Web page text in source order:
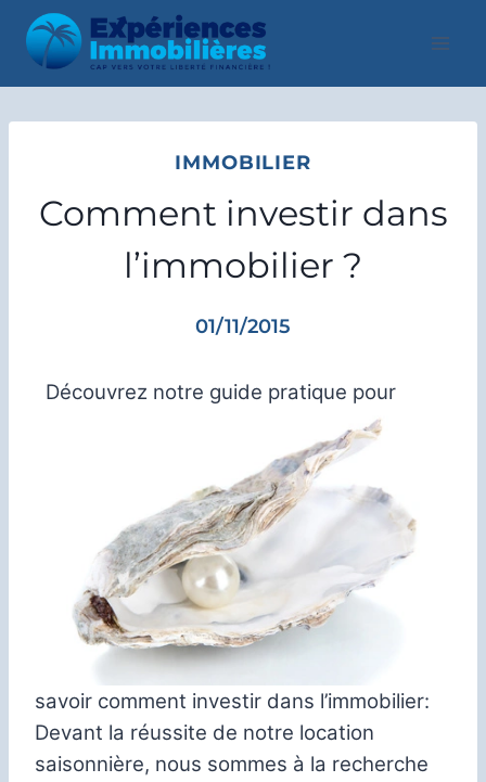
Aller
contenu
IMMOBILIER
Comment investir dans
l’immobilier ?
01/11/2015
Découvrez notre guide pratique pour
savoir comment investir dans l’immobilier:
Devant la réussite de notre location
saisonnière, nous sommes à la recherche